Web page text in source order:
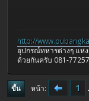
http://
อุปกรณ์ทหารต่างๆ แห่
ด้วยกันครับ 081-
ขึ้น หน้า 1